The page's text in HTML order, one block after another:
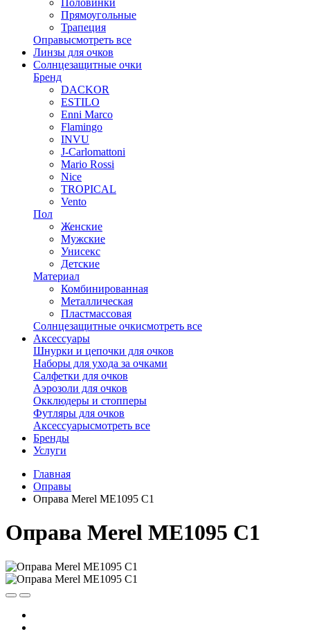
Прямоугольные
Трапеция
Оправысмотреть все
Линзы для очков
Солнцезащитные очки
Бренд
DACKOR
ESTILO
Enni Marco
Flamingo
INVU
J-Carlomattoni
Mario Rossi
Nice
TROPICAL
Vento
Пол
Женские
Мужские
Унисекс
Детские
Материал
Комбинированная
Металлическая
Пластмассовая
Солнцезащитные очкисмотреть все
Аксессуары
Шнурки и цепочки для очков
Наборы для ухода за очками
Салфетки для очков
Аэрозоли для очков
Окклюдеры и стопперы
Футляры для очков
Аксессуарысмотреть все
Бренды
Услуги
Главная
Оправы
Оправа Merel ME1095 C1
Оправа Merel ME1095 C1